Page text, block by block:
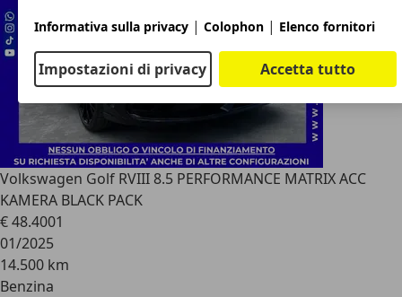
Volkswagen Golf RVIII 8.5 PERFORMANCE MATRIX ACC
KAMERA BLACK PACK
€ 48.4001
01/2025
14.500 km
Benzina
Informativa sulla privacy | Colophon | Elenco fornitori
Impostazioni di privacy Accetta tutto